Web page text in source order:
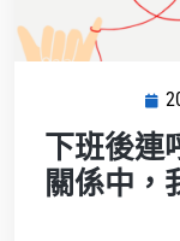
下班後連
關係中，